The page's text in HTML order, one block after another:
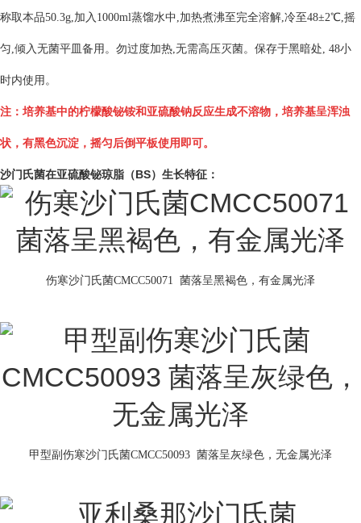
称取本品50.3g,加入1000ml蒸馏水中,加热煮沸至完全溶解,冷至48±2℃,摇
匀,倾入无菌平皿备用。勿过度加热,无需高压灭菌。保存于黑暗处, 48小
时内使用。
注：培养基中的柠檬酸铋铵和亚硫酸钠反应生成不溶物，培养基呈浑浊
状，有黑色沉淀，摇匀后倒平板使用即可。
沙门氏菌在亚硫酸铋琼脂（BS）生长特征：
伤寒沙门氏菌CMCC50071 菌落呈黑褐色，有金属光泽
甲型副伤寒沙门氏菌CMCC50093 菌落呈灰绿色，无金属光泽